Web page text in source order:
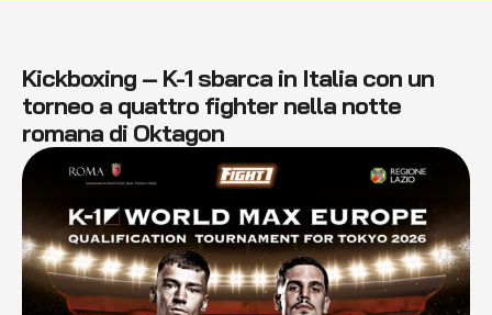
Kickboxing – K-1 sbarca in Italia con un
torneo a quattro fighter nella notte
romana di Oktagon